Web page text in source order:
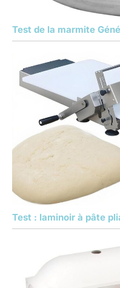
Test de la marmite
Test : laminoir à pâte